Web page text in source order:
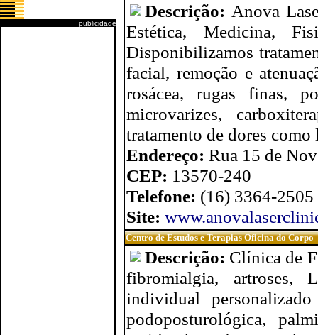
publicidade
Descrição: Anova
Estética, Medicina,
Disponibilizamos
facial, remoção e
rosácea, rugas finas,
microvarizes,
tratamento de dores
Endereço: Rua 15 de
CEP: 13570-240
Telefone: (16) 3364-2505
Site:
Centro de Estudos e Terapias Oficina do Corpo
Descrição: Clínica de
fibromialgia, artroses,
individual
podoposturológica,